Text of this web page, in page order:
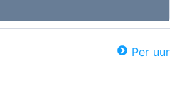
Per uur